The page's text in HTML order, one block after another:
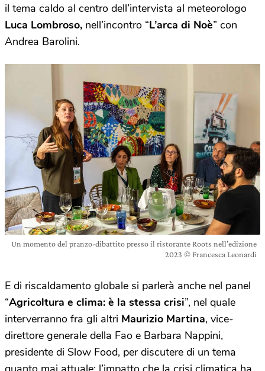
il tema caldo al centro dell’intervista al meteorologo
Luca Lombroso, nell’incontro “L’arca di Noè” con
Andrea Barolini.
Un momento del pranzo-dibattito presso il ristorante Roots nell’edizione
2023 © Francesca Leonardi
E di riscaldamento globale si parlerà anche nel panel
“Agricoltura e clima: è la stessa crisi”, nel quale
interverranno fra gli altri Maurizio Martina, vice-
direttore generale della Fao e Barbara Nappini,
presidente di Slow Food, per discutere di un tema